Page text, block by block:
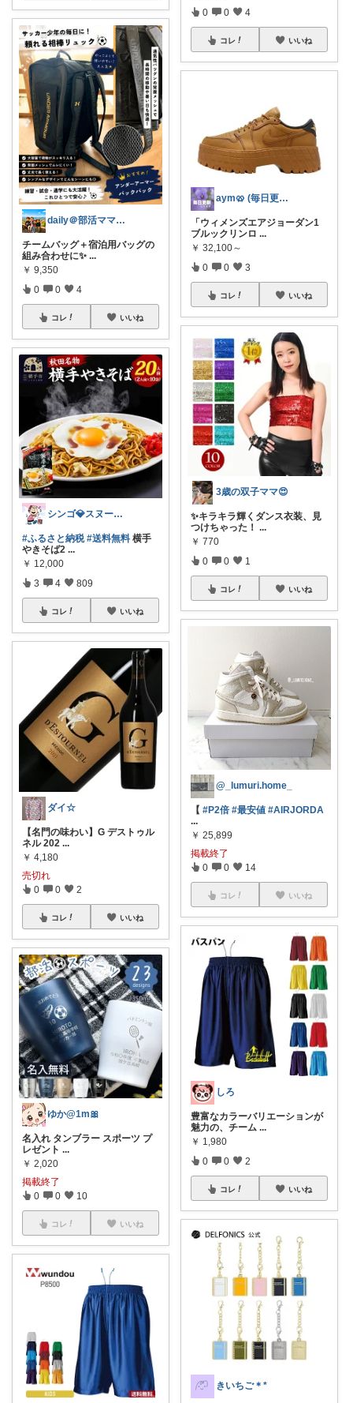
daily＠部活ママの敏感肌ケアと補食
チームバッグ＋宿泊用バッグの
組み合わせに✨ ...
￥ 9,350
0 0 4
コレ いいね
シンゴ💎スヌーピーで埋め尽くすワン🐶
#ふるさと納税 #送料無料 横手
やきそば2 ...
￥ 12,000
3 4 809
コレ いいね
ダイ☆
【名門の味わい】G デストゥル
ネル 202 ...
￥ 4,180
売切れ
0 0 2
コレ いいね
ゆか@1m🎀
名入れ タンブラー スポーツ プ
レゼント ...
￥ 2,020
掲載終了
0 0 10
コレ いいね
0 0 4
コレ いいね
aym🥨 (毎日更新してます🙌)
「ウィメンズエアジョーダン1
ブルックリンロ ...
￥ 32,100～
0 0 3
コレ いいね
3歳の双子ママ😍
✨キラキラ輝くダンス衣装、見
つけちゃった！ ...
￥ 770
0 0 1
コレ いいね
@_lumuri.home_
【 #P2倍 #最安値 #AIRJORDA
...
￥ 25,899
掲載終了
0 0 14
コレ いいね
しろ
豊富なカラーバリエーションが
魅力の、チーム ...
￥ 1,980
0 0 2
コレ いいね
きいちご＊*